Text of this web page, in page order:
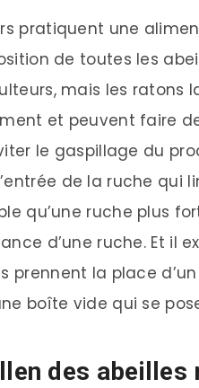
pratiquent une
de toutes les
mais les ratons
et peuvent faire
le gaspillage du
de la ruche qui
qu’une ruche plus
d’une ruche. Et il
prennent la place
boîte vide qui se
des abeilles